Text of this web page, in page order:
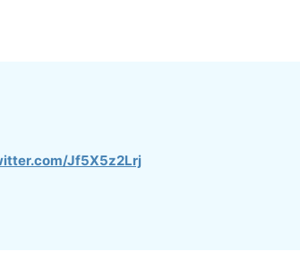
Jf5X5z2Lrj